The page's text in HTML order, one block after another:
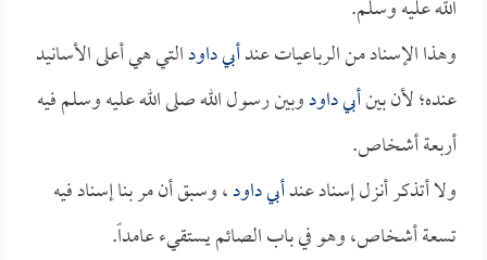
الله عليه وسلم.
وهذا الإسناد من الرباعيات عندأبي داودالتي هي أعلى الأسانيد
عنده؛ لأن بينأبي داودوبين رسول الله صلى الله عليه وسلم فيه
أربعة أشخاص.
ولا أتذكر أنزل إسناد عندأبي داود، وسبق أن مر بنا إسناد فيه
تسعة أشخاص، وهو في باب الصائم يستقيء عامداً.